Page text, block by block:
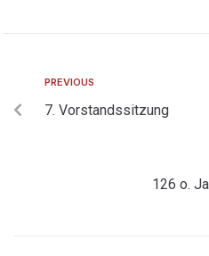
PREVIOUS
7. Vorstandssitzung
126 o.